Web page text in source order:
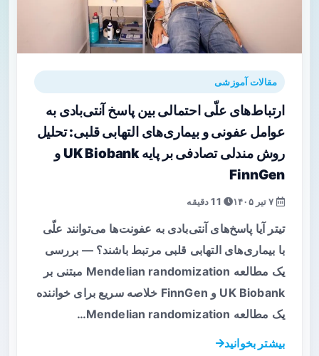
مقالات آموزشی
ارتباط‌های علّی احتمالی بین پاسخ آنتی‌بادی به
عوامل عفونی و بیماری‌های التهابی قلبی: تحلیل
روش مندلی تصادفی بر پایه UK Biobank و
FinnGen
تیتر آیا پاسخ‌های آنتی‌بادی به عفونت‌ها می‌توانند علّی
با بیماری‌های التهابی قلبی مرتبط باشند؟ — بررسی
یک مطالعه Mendelian randomization مبتنی بر
UK Biobank و FinnGen خلاصه سریع برای خواننده
یک مطالعه Mendelian randomization…
بیشتر بخوانید